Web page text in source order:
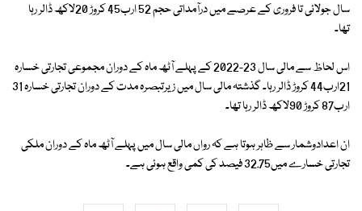
سال جولائی تا فروری کے عرصے میں درآمداتی حجم 52 ارب45 کروڑ 20لاکھ ڈالر رہا
تھا۔
اس لحاظ سے مالی سال 23-2022
کے پہلے آٹھ ماہ کے دوران مجموعی تجارتی خسارہ
21ارب44 کروڑ ڈالر رہا۔ گذشتہ مالی سال میں زیرتبصرہ مدت کے دوران تجارتی خسارہ 31
ارب87 کروڑ 90لاکھ ڈالر رہا تھا۔
ان اعدادوشمار سے ظاہر ہوتا ہے کہ رواں مالی سال میں پہلے آٹھ ماہ کے دوران ملکی
تجارتی خسارے میں32.75 فیصد کی کمی واقع ہوئی ہے۔